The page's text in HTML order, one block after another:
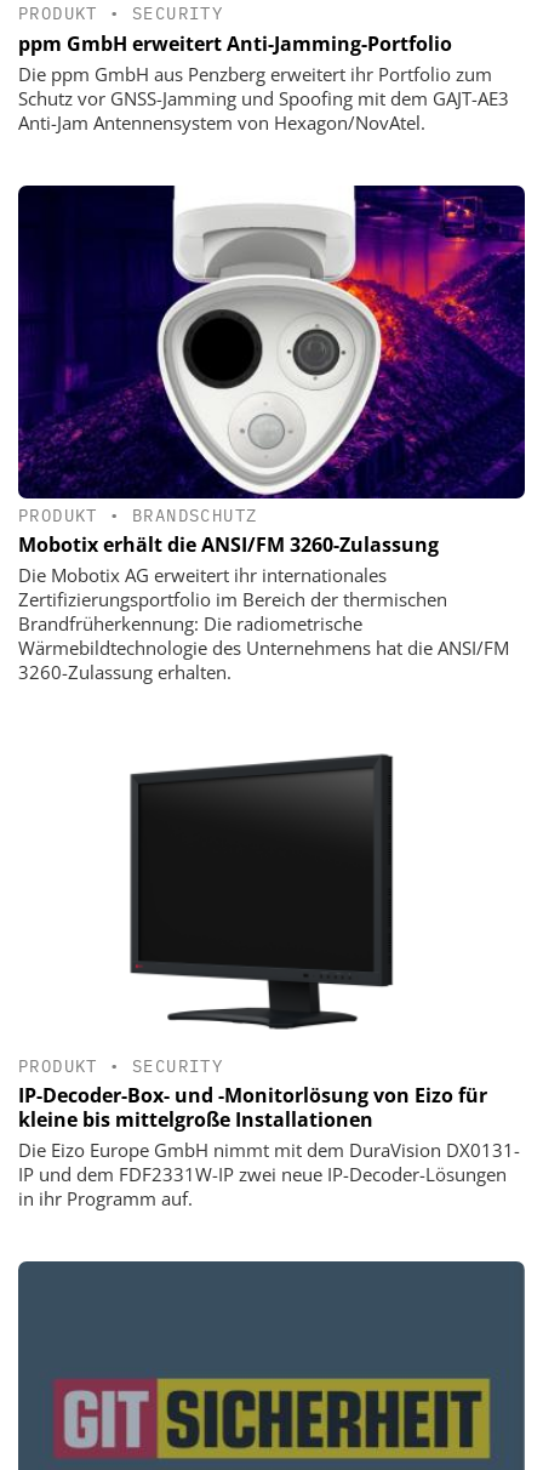
PRODUKT • SECURITY
ppm GmbH erweitert Anti-Jamming-Portfolio
Die ppm GmbH aus Penzberg erweitert ihr Portfolio zum
Schutz vor GNSS-Jamming und Spoofing mit dem GAJT-AE3
Anti-Jam Antennensystem von Hexagon/NovAtel.
PRODUKT • BRANDSCHUTZ
Mobotix erhält die ANSI/FM 3260-Zulassung
Die Mobotix AG erweitert ihr internationales
Zertifizierungsportfolio im Bereich der thermischen
Brandfrüherkennung: Die radiometrische
Wärmebildtechnologie des Unternehmens hat die ANSI/FM
3260-Zulassung erhalten.
PRODUKT • SECURITY
IP-Decoder-Box- und -Monitorlösung von Eizo für
kleine bis mittelgroße Installationen
Die Eizo Europe GmbH nimmt mit dem DuraVision DX0131-
IP und dem FDF2331W-IP zwei neue IP-Decoder-Lösungen
in ihr Programm auf.